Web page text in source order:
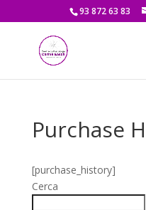
93 872 63 83
Purchase
[purchase_history]
Cerca